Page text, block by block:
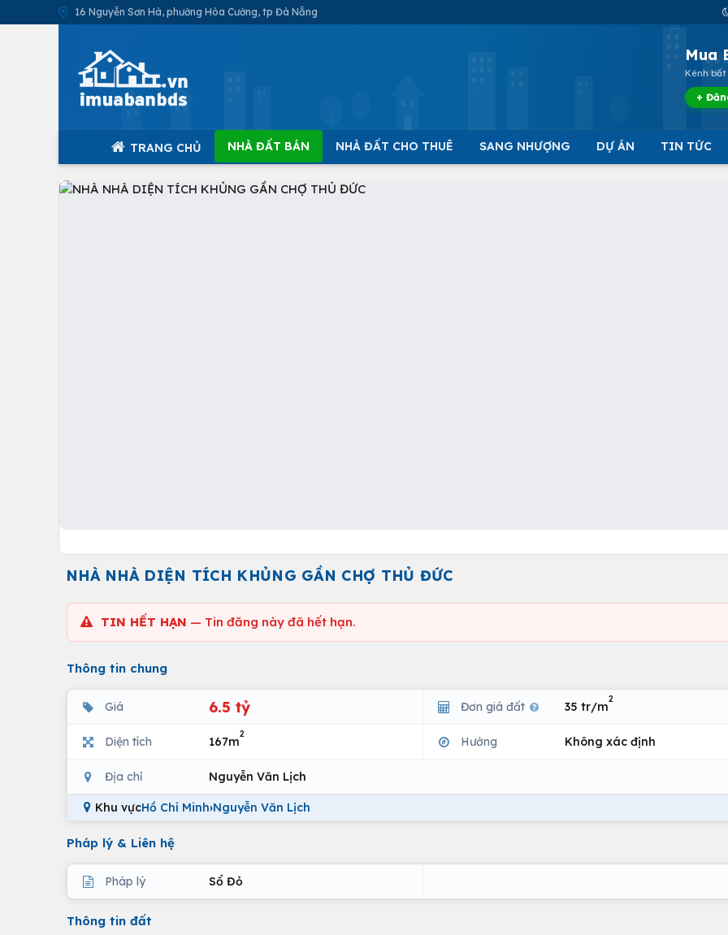
16 Nguyễn Sơn Hà, phường Hòa Cường, tp Đà Nẵng
Mua
Kênh bất
+
TRANG CHỦ NHÀ ĐẤT BÁN NHÀ ĐẤT CHO THUÊ SANG NHƯỢNG DỰ ÁN TIN TỨC
NHÀ NHÀ DIỆN TÍCH KHỦNG GẦN CHỢ THỦ ĐỨC
TIN HẾT HẠN — Tin đăng này đã hết hạn.
Thông tin chung
Giá 6.5 tỷ Đơn giá đất 35 tr/m
2
Diện tích 167m
2
Hướng Không xác định
Địa chỉ Nguyễn Văn Lịch
Khu vựcHồ Chí Minh›Nguyễn Văn Lịch
Pháp lý & Liên hệ
Pháp lý Sổ Đỏ
Thông tin đất